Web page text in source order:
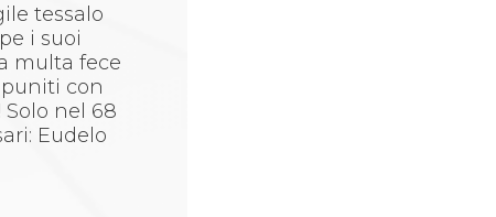
tessalo
i suoi
multa fece
con
nel 68
Eudelo